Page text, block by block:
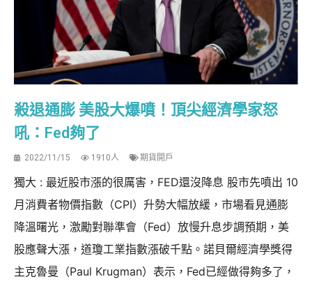
殺退通膨 美股大爆噴！頂尖經濟學家怒
吼：Fed夠了
2022/11/15 1910人 期貨開戶
獨大 : 最近股市漲的很厲害，FED還沒降息 股市先噴出 10
月消費者物價指數（CPI）升勢大幅放緩，市場看見通膨
降溫曙光，激勵對聯準會（Fed）放慢升息步調預期，美
股應聲大漲，道瓊工業指數漲破千點。諾貝爾經濟學獎得
主克魯曼（Paul Krugman）表示，Fed已經做得夠多了，